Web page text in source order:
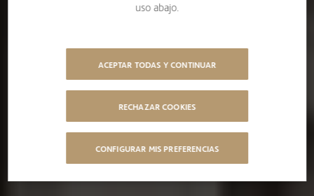
uso abajo.
CONFIGURAR MIS PREFERENCIAS
RECHAZAR COOKIES
ACEPTAR TODAS Y CONTINUAR